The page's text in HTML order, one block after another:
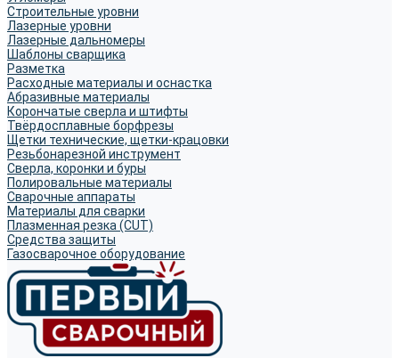
Строительные уровни
Лазерные уровни
Лазерные дальномеры
Шаблоны сварщика
Разметка
Расходные материалы и оснастка
Абразивные материалы
Корончатые сверла и штифты
Твёрдосплавные борфрезы
Щетки технические, щетки-крацовки
Резьбонарезной инструмент
Сверла, коронки и буры
Полировальные материалы
Сварочные аппараты
Материалы для сварки
Плазменная резка (CUT)
Средства защиты
Газосварочное оборудование